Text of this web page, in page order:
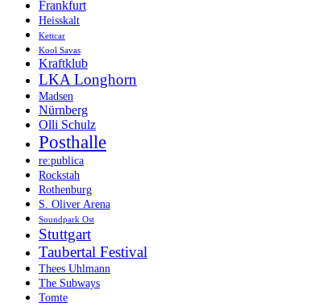
Frankfurt
Heisskalt
Kettcar
Kool Savas
Kraftklub
LKA Longhorn
Madsen
Nürnberg
Olli Schulz
Posthalle
re:publica
Rockstah
Rothenburg
S. Oliver Arena
Soundpark Ost
Stuttgart
Taubertal Festival
Thees Uhlmann
The Subways
Tomte